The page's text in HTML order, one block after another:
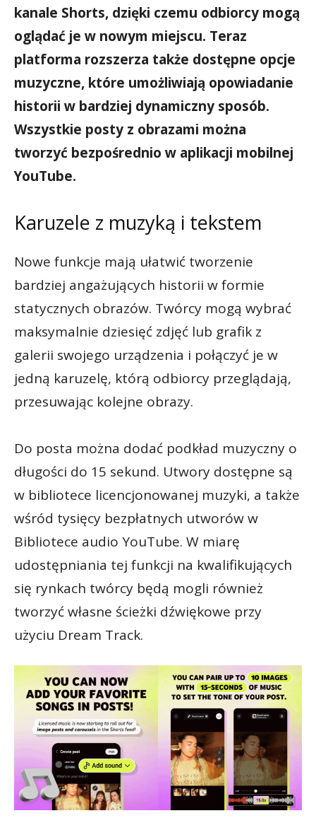
kanale Shorts, dzięki czemu odbiorcy mogą
oglądać je w nowym miejscu. Teraz
platforma rozszerza także dostępne opcje
muzyczne, które umożliwiają opowiadanie
historii w bardziej dynamiczny sposób.
Wszystkie posty z obrazami można
tworzyć bezpośrednio w aplikacji mobilnej
YouTube.
Karuzele z muzyką i tekstem
Nowe funkcje mają ułatwić tworzenie
bardziej angażujących historii w formie
statycznych obrazów. Twórcy mogą wybrać
maksymalnie dziesięć zdjęć lub grafik z
galerii swojego urządzenia i połączyć je w
jedną karuzelę, którą odbiorcy przeglądają,
przesuwając kolejne obrazy.
Do posta można dodać podkład muzyczny o
długości do 15 sekund. Utwory dostępne są
w bibliotece licencjonowanej muzyki, a także
wśród tysięcy bezpłatnych utworów w
Bibliotece audio YouTube. W miarę
udostępniania tej funkcji na kwalifikujących
się rynkach twórcy będą mogli również
tworzyć własne ścieżki dźwiękowe przy
użyciu Dream Track.